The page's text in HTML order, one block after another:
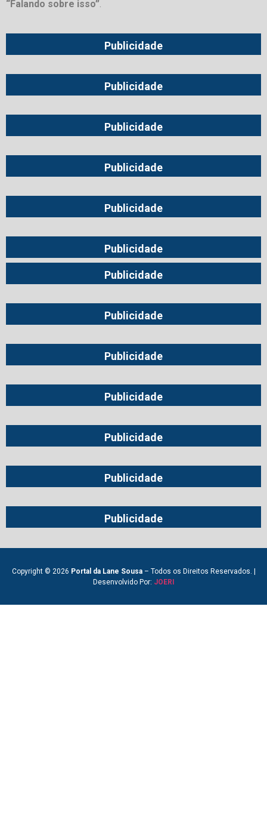
“Falando sobre isso”
Publicidade
Publicidade
Publicidade
Publicidade
Publicidade
Publicidade
Publicidade
Publicidade
Publicidade
Publicidade
Publicidade
Publicidade
Publicidade
Copyright © 2026 Portal da Lane Sousa– Todos os Direitos Reservados. |
Desenvolvido Por: JOERI